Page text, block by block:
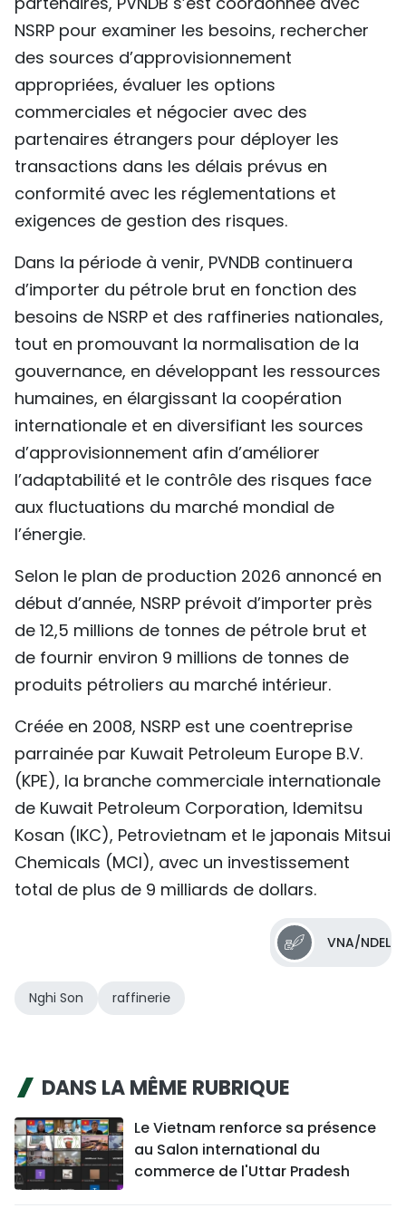
NSRP pour examiner les besoins, rechercher
des sources d’approvisionnement
appropriées, évaluer les options
commerciales et négocier avec des
partenaires étrangers pour déployer les
transactions dans les délais prévus en
conformité avec les réglementations et
exigences de gestion des risques.
Dans la période à venir, PVNDB continuera
d’importer du pétrole brut en fonction des
besoins de NSRP et des raffineries nationales,
tout en promouvant la normalisation de la
gouvernance, en développant les ressources
humaines, en élargissant la coopération
internationale et en diversifiant les sources
d’approvisionnement afin d’améliorer
l’adaptabilité et le contrôle des risques face
aux fluctuations du marché mondial de
l’énergie.
Selon le plan de production 2026 annoncé en
début d’année, NSRP prévoit d’importer près
de 12,5 millions de tonnes de pétrole brut et
de fournir environ 9 millions de tonnes de
produits pétroliers au marché intérieur.
Créée en 2008, NSRP est une coentreprise
parrainée par Kuwait Petroleum Europe B.V.
(KPE), la branche commerciale internationale
de Kuwait Petroleum Corporation, Idemitsu
Kosan (IKC), Petrovietnam et le japonais Mitsui
Chemicals (MCI), avec un investissement
total de plus de 9 milliards de dollars.
VNA/NDEL
Nghi Son raffinerie
DANS LA MÊME RUBRIQUE
Le Vietnam renforce sa présence
au Salon international du
commerce de l'Uttar Pradesh